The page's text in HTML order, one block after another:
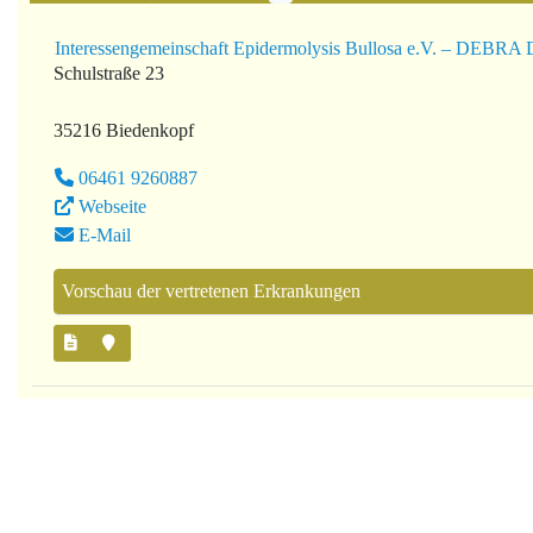
Interessengemeinschaft Epidermolysis Bullosa e.V. – DEBRA
Schulstraße 23
35216 Biedenkopf
06461 9260887
Webseite
E-Mail
Vorschau der vertretenen Erkrankungen